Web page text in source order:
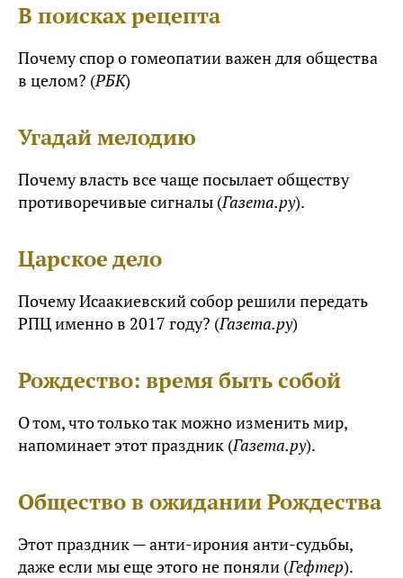
В поисках рецепта
Почему спор о гомеопатии важен для общества
в целом? (РБК)
Угадай мелодию
Почему власть все чаще посылает обществу
противоречивые сигналы (Газета.ру).
Царское дело
Почему Исаакиевский собор решили передать
РПЦ именно в 2017 году? (Газета.ру)
Рождество: время быть собой
О том, что только так можно изменить мир,
напоминает этот праздник (Газета.ру).
Общество в ожидании Рождества
Этот праздник — анти-ирония анти-судьбы,
даже если мы еще этого не поняли (Гефтер).